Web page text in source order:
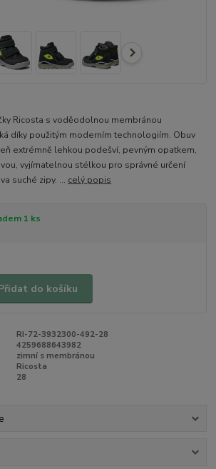
Ricosta s voděodolnou membránou
díky použitým moderním technologiím. Obuv
extrémně lehkou podešví, pevným opatkem,
vyjímatelnou stélkou pro správné určení
suché zipy. ... celý popis
1 ks
do košíku
RI-72-3932300-492-28
4259688643982
zimní s membránou
Ricosta
28